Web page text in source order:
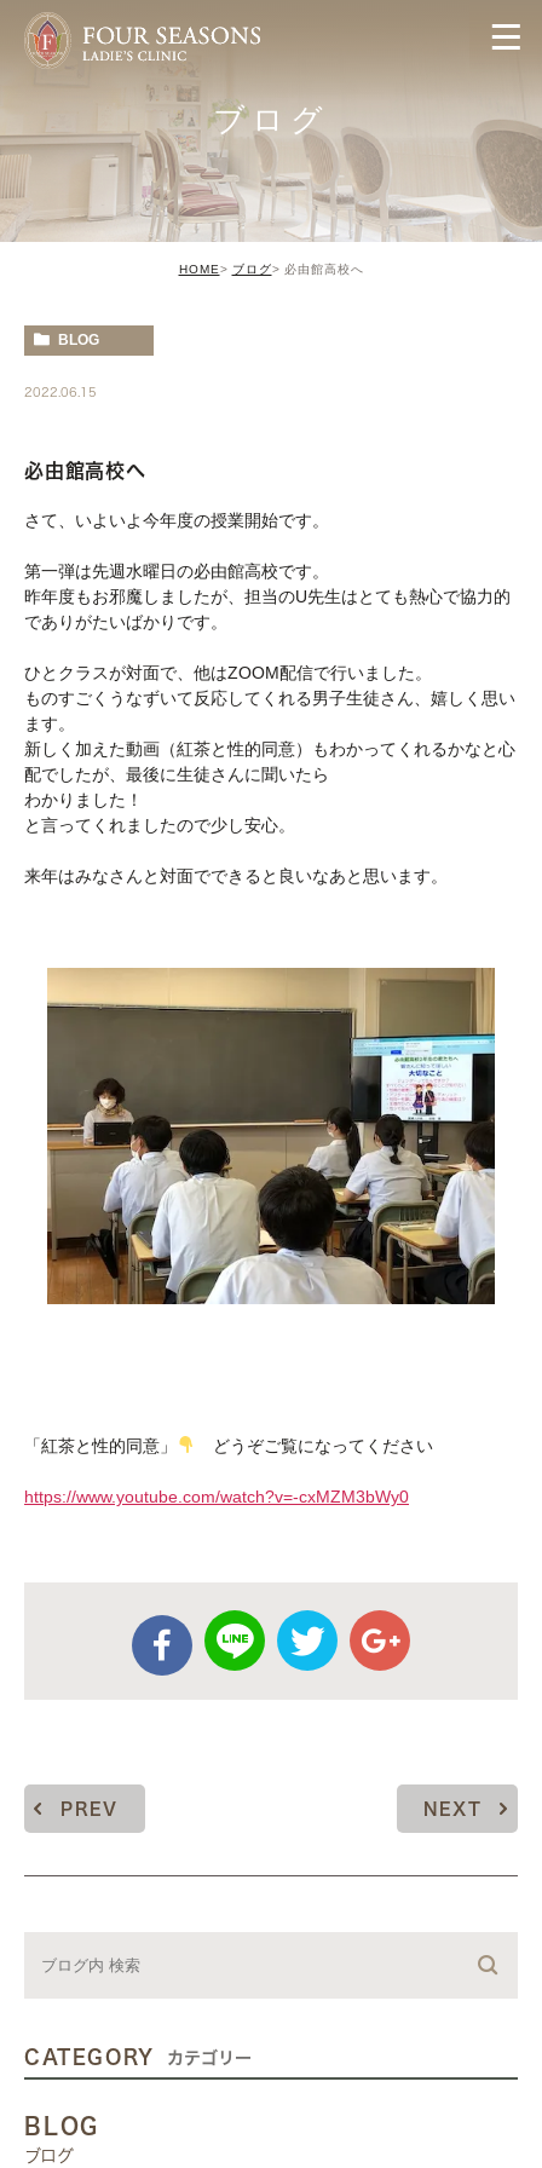
ブログ
HOME ブログ 必由館高校へ
BLOG
2022.06.15
必由館高校へ
さて、いよいよ今年度の授業開始です。
第一弾は先週水曜日の必由館高校です。
昨年度もお邪魔しましたが、担当のU先生はとても熱心で協力的
でありがたいばかりです。
ひとクラスが対面で、他はZOOM配信で行いました。
ものすごくうなずいて反応してくれる男子生徒さん、嬉しく思い
ます。
新しく加えた動画（紅茶と性的同意）もわかってくれるかなと心
配でしたが、最後に生徒さんに聞いたら
わかりました！
と言ってくれましたので少し安心。
来年はみなさんと対面でできると良いなあと思います。
「紅茶と性的同意」 どうぞご覧になってください
https://www.youtube.com/watch?v=-cxMZM3bWy0
PREV NEXT
CATEGORY カテゴリー
BLOG
ブログ